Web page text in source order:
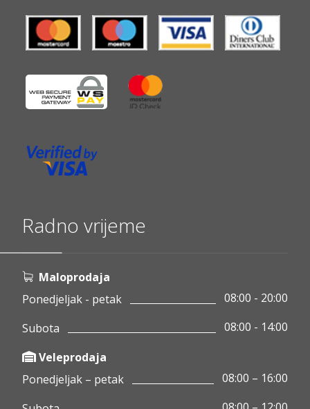
Radno vrijeme
Maloprodaja
Ponedjeljak - petak
08:00 - 20:00
Subota
08:00 - 14:00
Veleprodaja
Ponedjeljak – petak
08:00 – 16:00